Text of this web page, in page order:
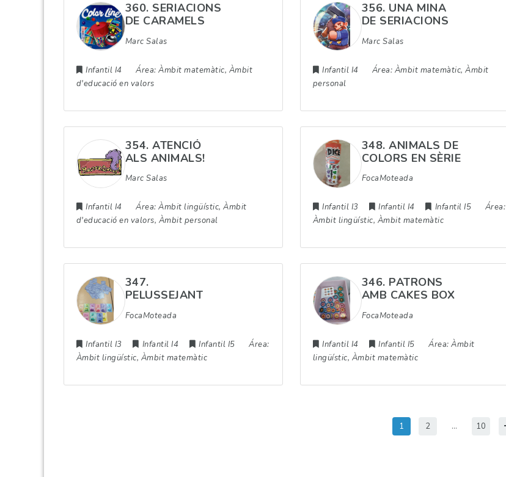
360. SERIACIONS
DE CARAMELS
Marc Salas
Infantil I4 Área:Àmbit matemàtic, Àmbit
d'educació en valors
356. UNA MINA
DE SERIACIONS
Marc Salas
Infantil I4 Área: Àmbit matemàtic, Àmbit
personal
354. ATENCIÓ
ALS ANIMALS!
Marc Salas
Infantil I4 Área:Àmbit lingüístic, Àmbit
d'educació en valors, Àmbit personal
348. ANIMALS DE
COLORS EN SÈRIE
FocaMoteada
Infantil I3 Infantil I4 Infantil I5
Área:
Àmbit lingüístic, Àmbit matemàtic
347.
PELUSSEJANT
FocaMoteada
Infantil I3 Infantil I4 Infantil I5
Área:
Àmbit lingüístic, Àmbit matemàtic
346. PATRONS
AMB CAKES BOX
FocaMoteada
Infantil I4 Infantil I5 Área:Àmbit
lingüístic, Àmbit matemàtic
1 2 … 10